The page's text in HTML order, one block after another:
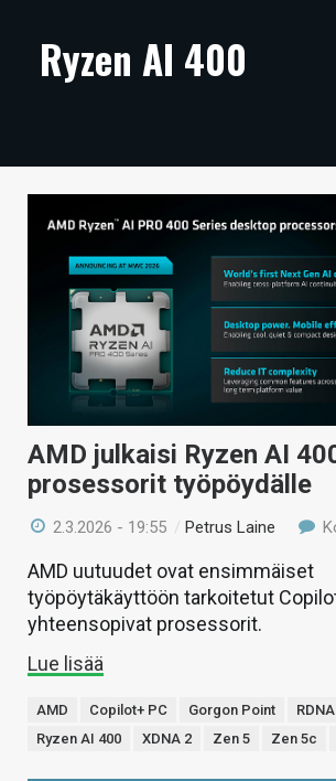
ARTIKKELIT
TECHBBS
TIETOA
HINTA.FI
KAUPPA
VAIHDA TEEMA
HAKU
Ryzen AI 400
AMD julkaisi Ryzen AI
prosessorit työpöydälle
2.3.2026 - 19:55 /Petrus Laine
AMD uutuudet ovat ensimmäiset
työpöytäkäyttöön tarkoitetut
yhteensopivat prosessorit.
Lue lisää
AMD Copilot+ PC Gorgon Point
Ryzen AI 400
XDNA 2 Zen 5 Zen 5c